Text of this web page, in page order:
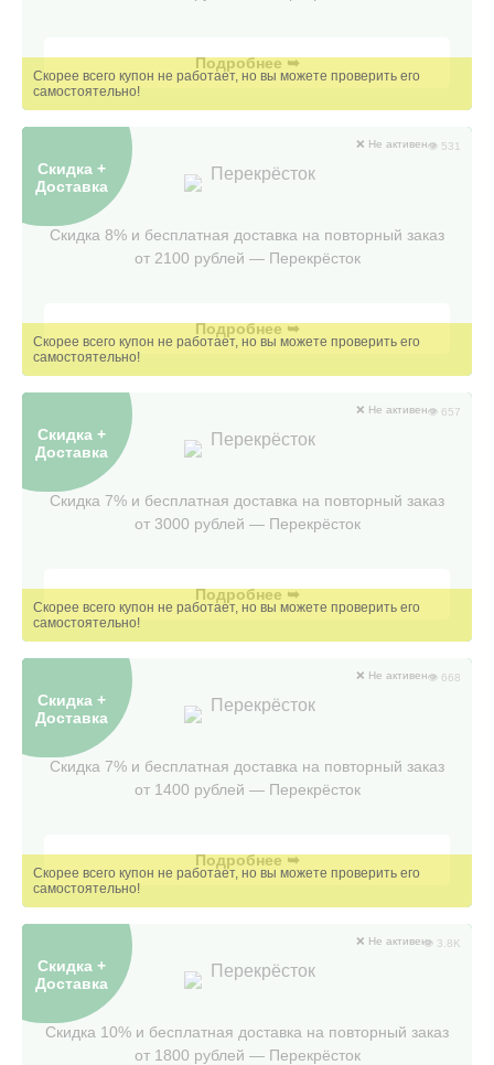
Подробнее ➥
Скидка +
Доставка
Перекрёсток
Скидка 8% и бесплатная доставка на повторный заказ
от 2100 рублей — Перекрëсток
❌ Не активен👁 531
Подробнее ➥
Скидка +
Доставка
Перекрёсток
Скидка 7% и бесплатная доставка на повторный заказ
от 3000 рублей — Перекрëсток
❌ Не активен👁 657
Подробнее ➥
Скидка +
Доставка
Перекрёсток
Скидка 7% и бесплатная доставка на повторный заказ
от 1400 рублей — Перекрёсток
❌ Не активен👁 668
Подробнее ➥
Скидка +
Доставка
Перекрёсток
Скидка 10% и бесплатная доставка на повторный заказ
от 1800 рублей — Перекрёсток
❌ Не активен👁 3.8K